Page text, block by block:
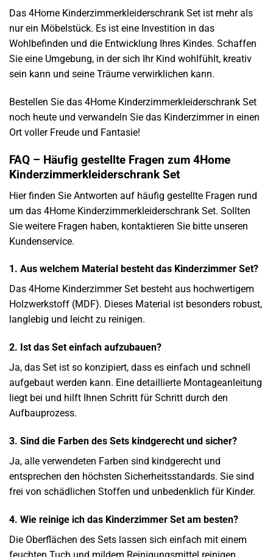
Das 4Home Kinderzimmerkleiderschrank Set ist mehr als
nur ein Möbelstück. Es ist eine Investition in das
Wohlbefinden und die Entwicklung Ihres Kindes. Schaffen
Sie eine Umgebung, in der sich Ihr Kind wohlfühlt, kreativ
sein kann und seine Träume verwirklichen kann.
Bestellen Sie das 4Home Kinderzimmerkleiderschrank Set
noch heute und verwandeln Sie das Kinderzimmer in einen
Ort voller Freude und Fantasie!
FAQ – Häufig gestellte Fragen zum 4Home
Kinderzimmerkleiderschrank Set
Hier finden Sie Antworten auf häufig gestellte Fragen rund
um das 4Home Kinderzimmerkleiderschrank Set. Sollten
Sie weitere Fragen haben, kontaktieren Sie bitte unseren
Kundenservice.
1. Aus welchem Material besteht das Kinderzimmer Set?
Das 4Home Kinderzimmer Set besteht aus hochwertigem
Holzwerkstoff (MDF). Dieses Material ist besonders robust,
langlebig und leicht zu reinigen.
2. Ist das Set einfach aufzubauen?
Ja, das Set ist so konzipiert, dass es einfach und schnell
aufgebaut werden kann. Eine detaillierte Montageanleitung
liegt bei und hilft Ihnen Schritt für Schritt durch den
Aufbauprozess.
3. Sind die Farben des Sets kindgerecht und sicher?
Ja, alle verwendeten Farben sind kindgerecht und
entsprechen den höchsten Sicherheitsstandards. Sie sind
frei von schädlichen Stoffen und unbedenklich für Kinder.
4. Wie reinige ich das Kinderzimmer Set am besten?
Die Oberflächen des Sets lassen sich einfach mit einem